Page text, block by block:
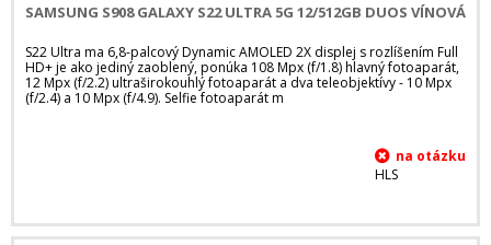
SAMSUNG S908 GALAXY S22 ULTRA 5G 12/512GB DUOS VÍNOVÁ
S22 Ultra ma 6,8-palcový Dynamic AMOLED 2X displej s rozlíšením Full
HD+ je ako jediný zaoblený, ponúka 108 Mpx (f/1.8) hlavný fotoaparát,
12 Mpx (f/2.2) ultraširokouhlý fotoaparát a dva teleobjektívy - 10 Mpx
(f/2.4) a 10 Mpx (f/4.9). Selfie fotoaparát m
HLS